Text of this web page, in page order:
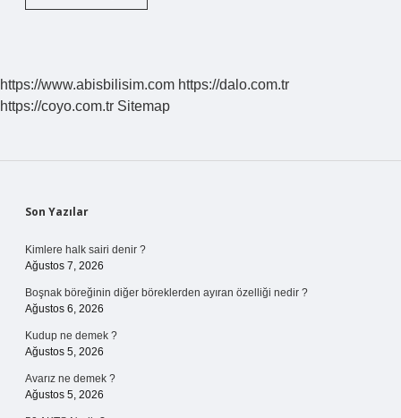
Den
https://www.abisbilisim.com https://dalo.com.tr
https://coyo.com.tr Sitemap
Sidebar
Son Yazılar
Kimlere halk sairi denir ?
Ağustos 7, 2026
Boşnak böreğinin diğer böreklerden ayıran özelliği nedir ?
Ağustos 6, 2026
Kudup ne demek ?
Ağustos 5, 2026
Avarız ne demek ?
Ağustos 5, 2026